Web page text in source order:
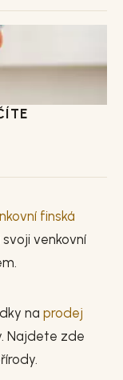
finská
venkovní
na prodej
Najdete zde